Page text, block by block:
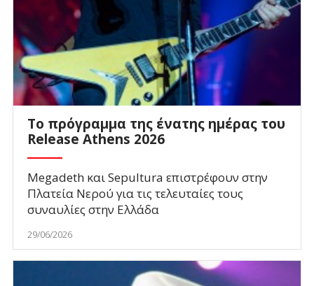
To πρόγραμμα της ένατης ημέρας του
Release Athens 2026
Megadeth και Sepultura επιστρέφουν στην
Πλατεία Νερού για τις τελευταίες τους
συναυλίες στην Ελλάδα
29/06/2026